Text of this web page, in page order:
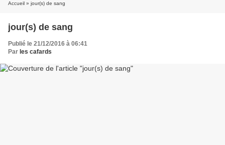
Accueil » jour(s) de sang
jour(s) de sang
Publié le 21/12/2016 à 06:41
Par les cafards